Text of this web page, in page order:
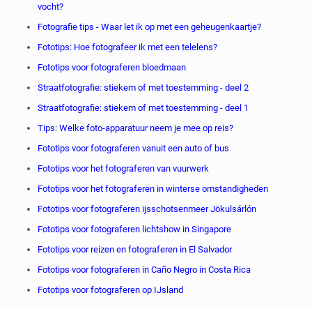
vocht?
Fotografie tips - Waar let ik op met een geheugenkaartje?
Fototips: Hoe fotografeer ik met een telelens?
Fototips voor fotograferen bloedmaan
Straatfotografie: stiekem of met toestemming - deel 2
Straatfotografie: stiekem of met toestemming - deel 1
Tips: Welke foto-apparatuur neem je mee op reis?
Fototips voor fotograferen vanuit een auto of bus
Fototips voor het fotograferen van vuurwerk
Fototips voor het fotograferen in winterse omstandigheden
Fototips voor fotograferen ijsschotsenmeer Jökulsárlón
Fototips voor fotograferen lichtshow in Singapore
Fototips voor reizen en fotograferen in El Salvador
Fototips voor fotograferen in Caño Negro in Costa Rica
Fototips voor fotograferen op IJsland